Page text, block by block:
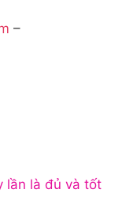
–
lần là đủ và tốt